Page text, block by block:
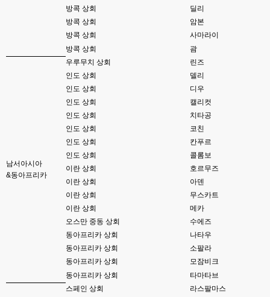
방콕 상회
딜리
방콕 상회
암본
방콕 상회
사마라이
방콕 상회
괌
남서아시아
&동아프리카
우루무치 상회
린즈
인도 상회
델리
인도 상회
디우
인도 상회
캘리컷
인도 상회
치타공
인도 상회
코친
인도 상회
칸푸르
인도 상회
콜롬보
이란 상회
호르무즈
이란 상회
아덴
이란 상회
무스카트
이란 상회
메카
오스만 중동 상회
수에즈
동아프리카 상회
나타우
동아프리카 상회
소팔라
동아프리카 상회
모잠비크
동아프리카 상회
타마타브
스페인 상회
라스팔마스
구상의 모형정원 눌러보시면 아 저거구나 아실꺼에요 ㅎㅎ
제가 상정제도는 해본거같은데 구상의 모영정원 누르면 나오는 페이지는 디게
밑에 모형정원 php 본이나 cgi번역판본 보시면
채팅창 위에 갑자기
빈 API 응답입니다. 라고 뜨는데 이건 머죵? 아무도 없어 뜬걸까용 ㅎ-ㅎ
수정이 됬을려나요 ;ㅁ ;
머 수정하셨나요 ㅎ-ㅎ